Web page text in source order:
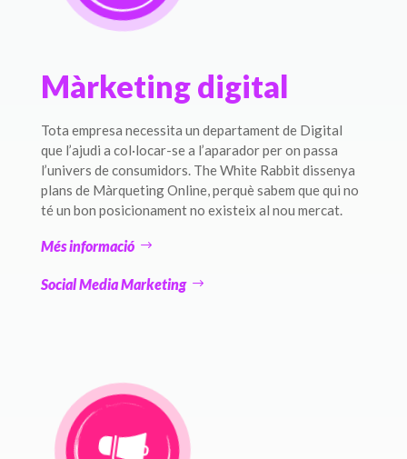
Màrketing digital
Tota empresa necessita un departament de Digital
que l’ajudi a col·locar-se a l’aparador per on passa
l’univers de consumidors. The White Rabbit dissenya
plans de Màrqueting Online, perquè sabem que qui no
té un bon posicionament no existeix al nou mercat.
Més informació
Social Media Marketing